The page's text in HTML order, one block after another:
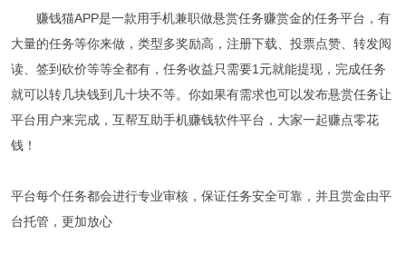
赚钱猫APP是一款用手机兼职做悬赏任务赚赏金的任务平台，有
大量的任务等你来做，类型多奖励高，注册下载、投票点赞、转发阅
读、签到砍价等等全都有，任务收益只需要1元就能提现，完成任务
就可以转几块钱到几十块不等。你如果有需求也可以发布悬赏任务让
平台用户来完成，互帮互助手机赚钱软件平台，大家一起赚点零花
钱！
平台每个任务都会进行专业审核，保证任务安全可靠，并且赏金由平
台托管，更加放心